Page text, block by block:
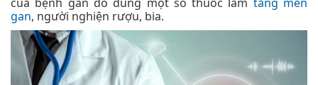
gan, người nghiện rượu, bia.